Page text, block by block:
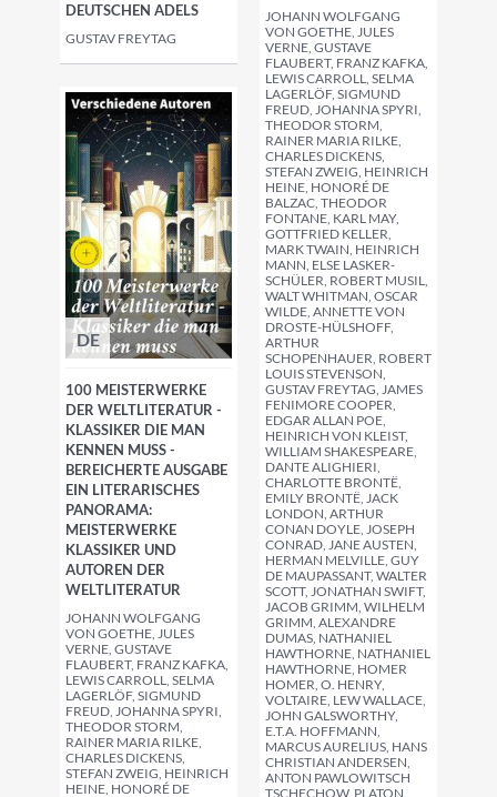
DEUTSCHEN ADELS
GUSTAV FREYTAG
JOHANN WOLFGANG
VON GOETHE, JULES
VERNE, GUSTAVE
FLAUBERT, FRANZ KAFKA,
LEWIS CARROLL, SELMA
LAGERLÖF, SIGMUND
FREUD, JOHANNA SPYRI,
THEODOR STORM,
RAINER MARIA RILKE,
CHARLES DICKENS,
STEFAN ZWEIG, HEINRICH
HEINE, HONORÉ DE
BALZAC, THEODOR
FONTANE, KARL MAY,
GOTTFRIED KELLER,
MARK TWAIN, HEINRICH
MANN, ELSE LASKER-
SCHÜLER, ROBERT MUSIL,
WALT WHITMAN, OSCAR
WILDE, ANNETTE VON
DROSTE-HÜLSHOFF,
ARTHUR
SCHOPENHAUER, ROBERT
LOUIS STEVENSON,
GUSTAV FREYTAG, JAMES
FENIMORE COOPER,
EDGAR ALLAN POE,
HEINRICH VON KLEIST,
WILLIAM SHAKESPEARE,
DANTE ALIGHIERI,
CHARLOTTE BRONTË,
EMILY BRONTË, JACK
LONDON, ARTHUR
CONAN DOYLE, JOSEPH
CONRAD, JANE AUSTEN,
HERMAN MELVILLE, GUY
DE MAUPASSANT, WALTER
SCOTT, JONATHAN SWIFT,
JACOB GRIMM, WILHELM
GRIMM, ALEXANDRE
DUMAS, NATHANIEL
HAWTHORNE, NATHANIEL
HAWTHORNE, HOMER
HOMER, O. HENRY,
VOLTAIRE, LEW WALLACE,
JOHN GALSWORTHY,
E.T.A. HOFFMANN,
MARCUS AURELIUS, HANS
CHRISTIAN ANDERSEN,
ANTON PAWLOWITSCH
TSCHECHOW, PLATON,
DE
100 MEISTERWERKE
DER WELTLITERATUR -
KLASSIKER DIE MAN
KENNEN MUSS -
BEREICHERTE AUSGABE
EIN LITERARISCHES
PANORAMA:
MEISTERWERKE
KLASSIKER UND
AUTOREN DER
WELTLITERATUR
JOHANN WOLFGANG
VON GOETHE, JULES
VERNE, GUSTAVE
FLAUBERT, FRANZ KAFKA,
LEWIS CARROLL, SELMA
LAGERLÖF, SIGMUND
FREUD, JOHANNA SPYRI,
THEODOR STORM,
RAINER MARIA RILKE,
CHARLES DICKENS,
STEFAN ZWEIG, HEINRICH
HEINE, HONORÉ DE